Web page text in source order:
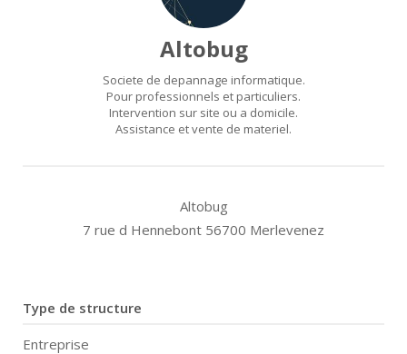
Altobug
Societe de depannage informatique.
Pour professionnels et particuliers.
Intervention sur site ou a domicile.
Assistance et vente de materiel.
Altobug
7 rue d Hennebont 56700 Merlevenez
Type de structure
Entreprise